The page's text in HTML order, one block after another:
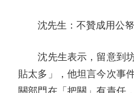
沈先生：不贊成用公
沈先生表示，留意到坊
貼太多」，他坦言今次事